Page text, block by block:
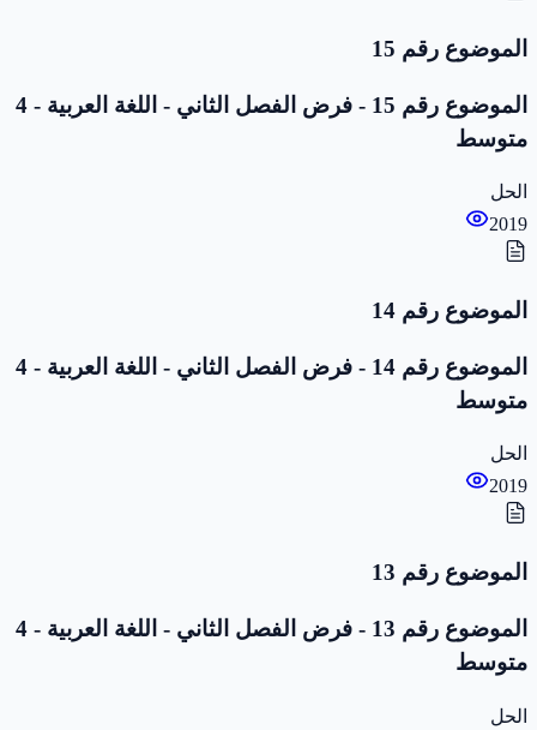
الموضوع رقم 15
الموضوع رقم 15 - فرض الفصل الثاني - اللغة العربية - 4
متوسط
الحل
2019
الموضوع رقم 14
الموضوع رقم 14 - فرض الفصل الثاني - اللغة العربية - 4
متوسط
الحل
2019
الموضوع رقم 13
الموضوع رقم 13 - فرض الفصل الثاني - اللغة العربية - 4
متوسط
الحل